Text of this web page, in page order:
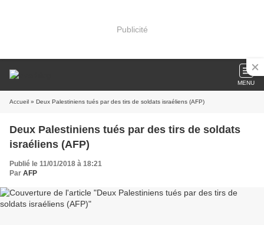
Publicité
MENU
Accueil » Deux Palestiniens tués par des tirs de soldats israéliens (AFP)
Deux Palestiniens tués par des tirs de soldats
israéliens (AFP)
Publié le 11/01/2018 à 18:21
Par AFP